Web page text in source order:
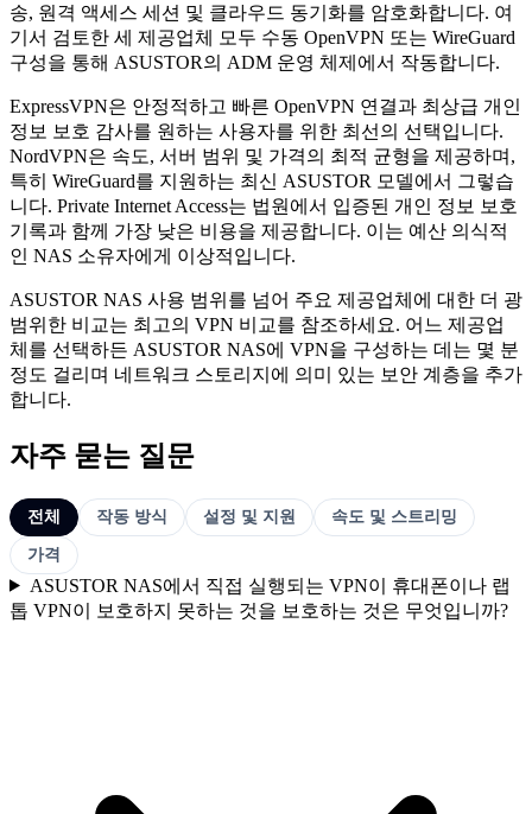
송, 원격 액세스 세션 및 클라우드 동기화를 암호화합니다. 여
기서 검토한 세 제공업체 모두 수동 OpenVPN 또는 WireGuard
구성을 통해 ASUSTOR의 ADM 운영 체제에서 작동합니다.
ExpressVPN은 안정적하고 빠른 OpenVPN 연결과 최상급 개인
정보 보호 감사를 원하는 사용자를 위한 최선의 선택입니다.
NordVPN은 속도, 서버 범위 및 가격의 최적 균형을 제공하며,
특히 WireGuard를 지원하는 최신 ASUSTOR 모델에서 그렇습
니다. Private Internet Access는 법원에서 입증된 개인 정보 보호
기록과 함께 가장 낮은 비용을 제공합니다. 이는 예산 의식적
인 NAS 소유자에게 이상적입니다.
ASUSTOR NAS 사용 범위를 넘어 주요 제공업체에 대한 더 광
범위한 비교는 최고의 VPN 비교를 참조하세요. 어느 제공업
체를 선택하든 ASUSTOR NAS에 VPN을 구성하는 데는 몇 분
정도 걸리며 네트워크 스토리지에 의미 있는 보안 계층을 추가
합니다.
자주 묻는 질문
전체 작동 방식 설정 및 지원
속도 및 스트리밍
가격
ASUSTOR NAS에서 직접 실행되는 VPN이 휴대폰이나 랩
톱 VPN이 보호하지 못하는 것을 보호하는 것은 무엇입니까?